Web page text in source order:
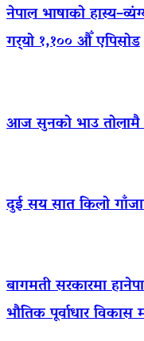
नेपाल भाषाको
गर्‍यो १,१०० औँ एपिसोड
आज सुनको भाउ तोलामै
दुई सय सात किलो
बागमती सरकारमा
भौतिक पूर्वाधार विकास